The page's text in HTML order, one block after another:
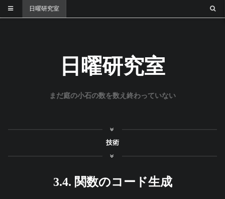
日曜研究室
日曜研究室
まだ庭の小石の数を数え終わっていない
技術
3.4. 関数のコード生成